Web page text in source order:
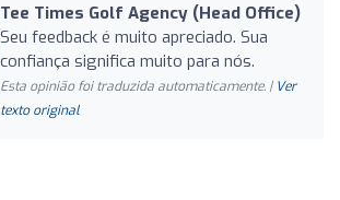
Tee Times Golf Agency (Head Office)
Seu feedback é muito apreciado. Sua
confiança significa muito para nós.
Esta opinião foi traduzida automaticamente. | Ver
texto original